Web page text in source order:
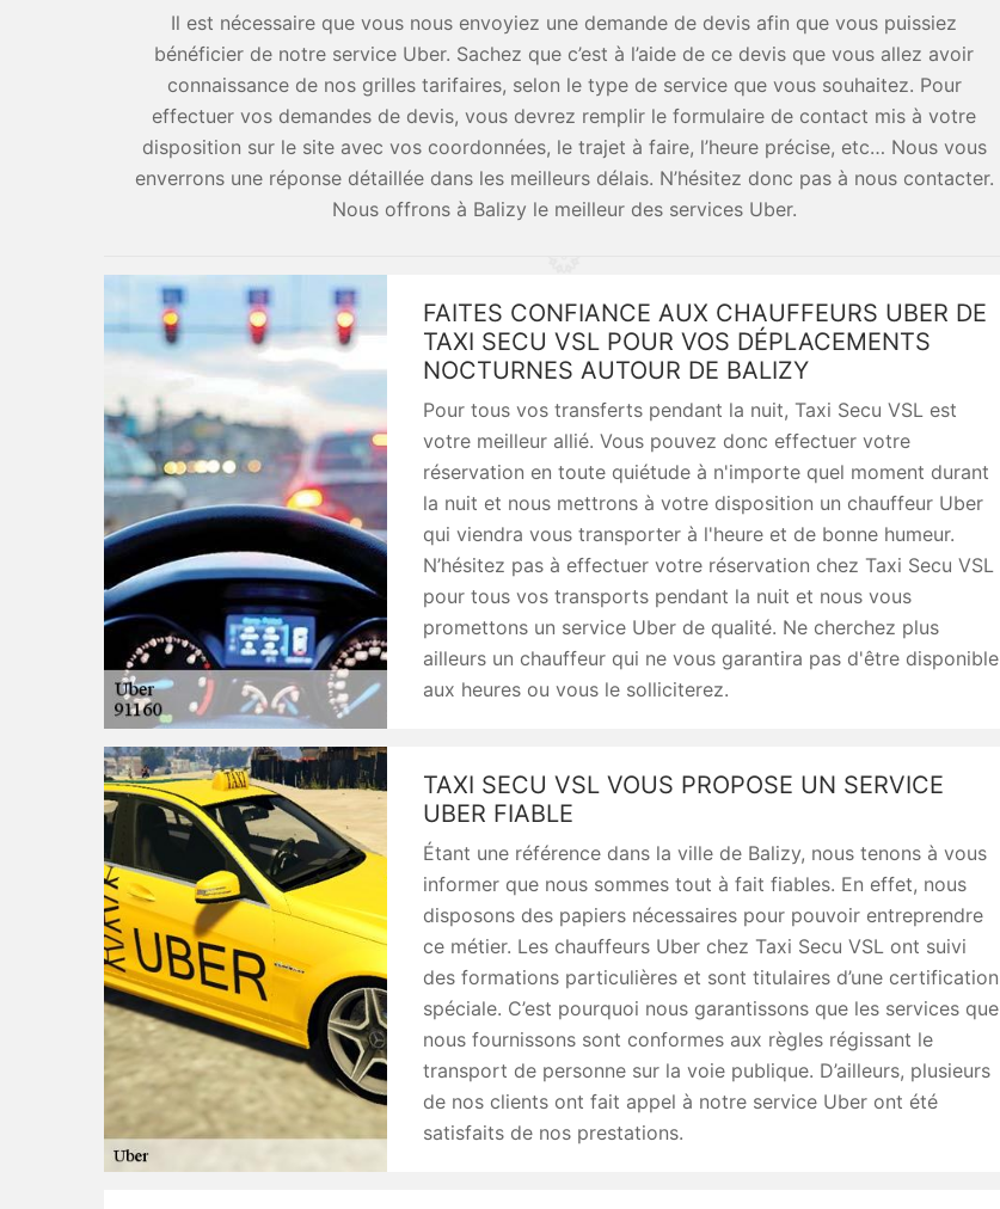
Il est nécessaire que vous nous envoyiez une demande de devis afin que vous puissiez
bénéficier de notre service Uber. Sachez que c’est à l’aide de ce devis que vous allez avoir
connaissance de nos grilles tarifaires, selon le type de service que vous souhaitez. Pour
effectuer vos demandes de devis, vous devrez remplir le formulaire de contact mis à votre
disposition sur le site avec vos coordonnées, le trajet à faire, l’heure précise, etc… Nous vous
enverrons une réponse détaillée dans les meilleurs délais. N’hésitez donc pas à nous contacter.
Nous offrons à Balizy le meilleur des services Uber.
FAITES CONFIANCE AUX CHAUFFEURS UBER DE
TAXI SECU VSL POUR VOS DÉPLACEMENTS
NOCTURNES AUTOUR DE BALIZY
Pour tous vos transferts pendant la nuit, Taxi Secu VSL est
votre meilleur allié. Vous pouvez donc effectuer votre
réservation en toute quiétude à n'importe quel moment durant
la nuit et nous mettrons à votre disposition un chauffeur Uber
qui viendra vous transporter à l'heure et de bonne humeur.
N’hésitez pas à effectuer votre réservation chez Taxi Secu VSL
pour tous vos transports pendant la nuit et nous vous
promettons un service Uber de qualité. Ne cherchez plus
ailleurs un chauffeur qui ne vous garantira pas d'être disponible
aux heures ou vous le solliciterez.
TAXI SECU VSL VOUS PROPOSE UN SERVICE
UBER FIABLE
Étant une référence dans la ville de Balizy, nous tenons à vous
informer que nous sommes tout à fait fiables. En effet, nous
disposons des papiers nécessaires pour pouvoir entreprendre
ce métier. Les chauffeurs Uber chez Taxi Secu VSL ont suivi
des formations particulières et sont titulaires d’une certification
spéciale. C’est pourquoi nous garantissons que les services que
nous fournissons sont conformes aux règles régissant le
transport de personne sur la voie publique. D’ailleurs, plusieurs
de nos clients ont fait appel à notre service Uber ont été
satisfaits de nos prestations.